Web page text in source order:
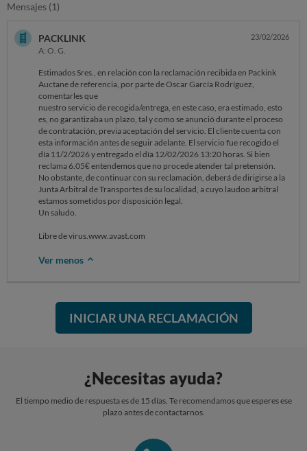
Exijo que se haga la recogida y la devolución del importe gastado
Mensajes (1)
PACKLINK
A: O. G.
23/02/2026
Estimados Sres., en relación con la reclamación recibida en Packink
Auctane de referencia, por parte de Oscar García Rodríguez,
comentarles que
nuestro servicio de recogida/entrega, en este caso, era estimado, esto
es, no garantizaba un plazo, tal y como se anunció durante el proceso
de contratación, previa aceptación del servicio. El cliente cuenta con
esta información antes de seguir adelante. El servicio fue recogido el
día 11/2/2026 y entregado el día 12/02/2026 13:20 horas. Si bien
reclama 6.05€ entendemos que no procede atender tal pretensión.
No obstante, de continuar con su reclamación, deberá de dirigirse a la
Junta Arbitral de Transportes de su localidad, a cuyo laudoo arbitral
estamos sometidos por disposición legal.
Un saludo.
Libre de virus.www.avast.com
Ver menos
INICIAR UNA RECLAMACIÓN
¿Necesitas ayuda?
El tiempo medio de respuesta es de 15 días. Te recomendamos que esperes ese
plazo antes de contactarnos.